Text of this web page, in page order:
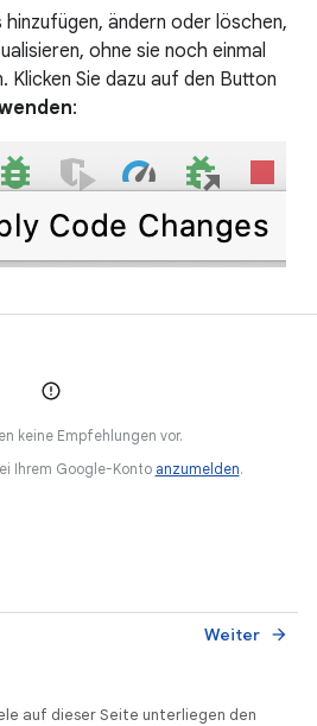
hinzufügen, ändern oder löschen,
ohne sie noch einmal
Klicken Sie dazu auf den Button
:
keine Empfehlungen vor.
Ihrem Google-Konto anzumelden.
Weiter arrow_forward
auf dieser Seite unterliegen den